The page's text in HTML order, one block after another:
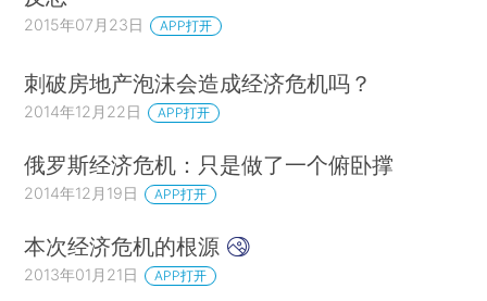
2015年07月23日 APP打开
刺破房地产泡沫会造成经济危机吗？
2014年12月22日 APP打开
俄罗斯经济危机：只是做了一个俯卧撑
2014年12月19日 APP打开
本次经济危机的根源
2013年01月21日 APP打开